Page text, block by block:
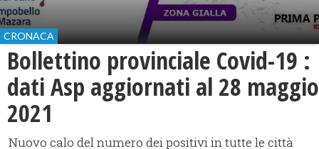
CRONACA
Bollettino provinciale Covid-19 :
dati Asp aggiornati al 28 maggio
2021
Nuovo calo del numero dei positivi in tutte le città